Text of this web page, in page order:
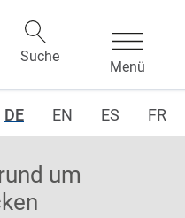
DE EN ES FR
um